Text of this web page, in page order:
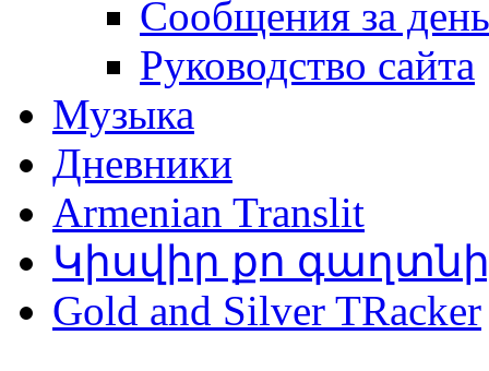
Сообщения за день
Руководство сайта
Музыка
Дневники
Armenian Translit
Կիսվիր քո
Gold and Silver TRacker